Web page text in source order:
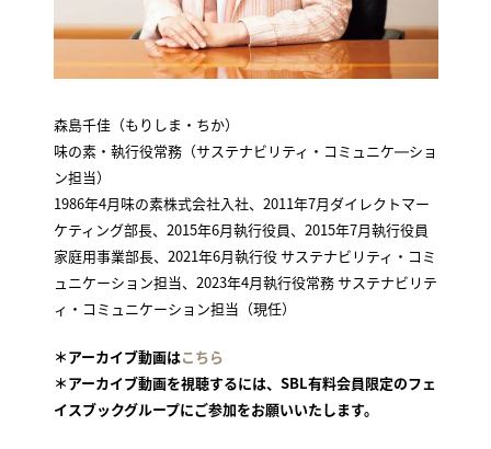
森島千佳（もりしま・ちか）
味の素・執行役常務（サステナビリティ・コミュニケ―ショ
ン担当）
1986年4月味の素株式会社入社、2011年7月ダイレクトマー
ケティング部長、2015年6月執行役員、2015年7月執行役員
家庭用事業部長、2021年6月執行役 サステナビリティ・コミ
ュニケーション担当、2023年4月執行役常務 サステナビリテ
ィ・コミュニケーション担当（現任）
＊アーカイブ動画はこちら
＊アーカイブ動画を視聴するには、SBL有料会員限定のフェ
イスブックグループにご参加をお願いいたします。